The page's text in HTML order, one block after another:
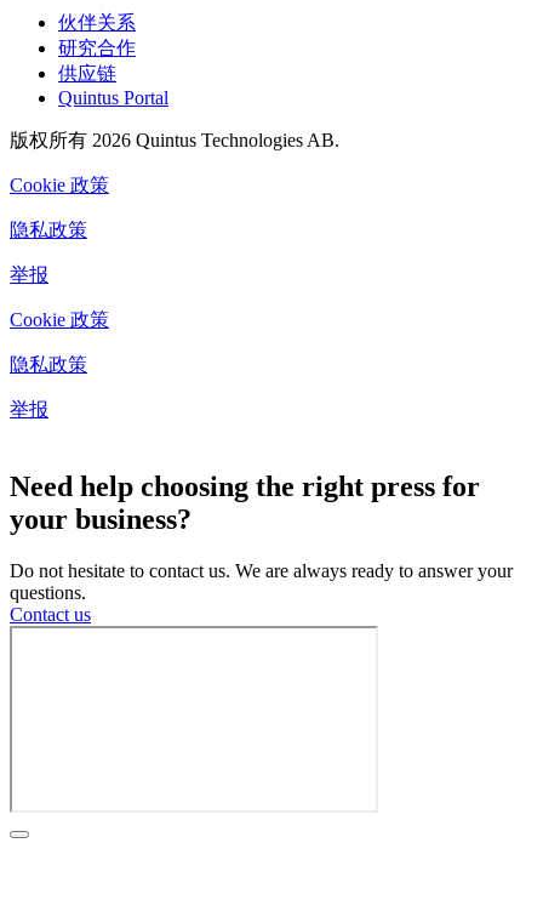
伙伴关系
研究合作
供应链
Quintus Portal
版权所有 2026 Quintus Technologies AB.
Cookie 政策
隐私政策
举报
Cookie 政策
隐私政策
举报
Need help choosing the right press for
your business?
Do not hesitate to contact us. We are always ready to answer your
questions.
Contact us